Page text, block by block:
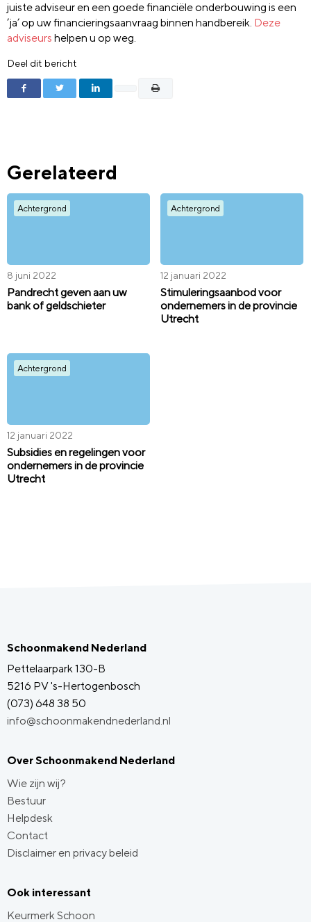
juiste adviseur en een goede financiële onderbouwing is een
’ja’ op uw financieringsaanvraag binnen handbereik. Deze
adviseurs helpen u op weg.
Deel dit bericht
Gerelateerd
Achtergrond
8 juni 2022
Pandrecht geven aan uw
bank of geldschieter
Achtergrond
12 januari 2022
Stimuleringsaanbod voor
ondernemers in de provincie
Utrecht
Achtergrond
12 januari 2022
Subsidies en regelingen voor
ondernemers in de provincie
Utrecht
Schoonmakend Nederland
Pettelaarpark 130-B
5216 PV 's-Hertogenbosch
(073) 648 38 50
info@schoonmakendnederland.nl
Over Schoonmakend Nederland
Wie zijn wij?
Bestuur
Helpdesk
Contact
Disclaimer en privacy beleid
Ook interessant
Keurmerk Schoon